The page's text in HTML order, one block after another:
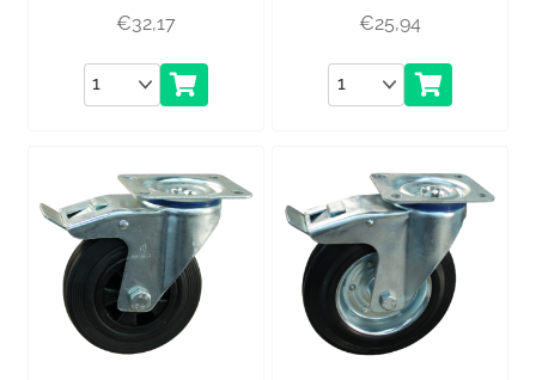
€32,17
Aantal
€25,94
Aantal